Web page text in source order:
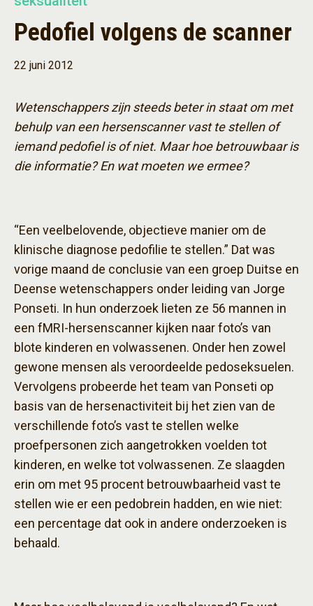
Pedofiel volgens de scanner
22 juni 2012
Wetenschappers zijn steeds beter in staat om met
behulp van een hersenscanner vast te stellen of
iemand pedofiel is of niet. Maar hoe betrouwbaar is
die informatie? En wat moeten we ermee?
“Een veelbelovende, objectieve manier om de
klinische diagnose pedofilie te stellen.” Dat was
vorige maand de conclusie van een groep Duitse en
Deense wetenschappers onder leiding van Jorge
Ponseti. In hun onderzoek lieten ze 56 mannen in
een fMRI-hersenscanner kijken naar foto’s van
blote kinderen en volwassenen. Onder hen zowel
gewone mensen als veroordeelde pedoseksuelen.
Vervolgens probeerde het team van Ponseti op
basis van de hersenactiviteit bij het zien van de
verschillende foto’s vast te stellen welke
proefpersonen zich aangetrokken voelden tot
kinderen, en welke tot volwassenen. Ze slaagden
erin om met 95 procent betrouwbaarheid vast te
stellen wie er een pedobrein hadden, en wie niet:
een percentage dat ook in andere onderzoeken is
behaald.